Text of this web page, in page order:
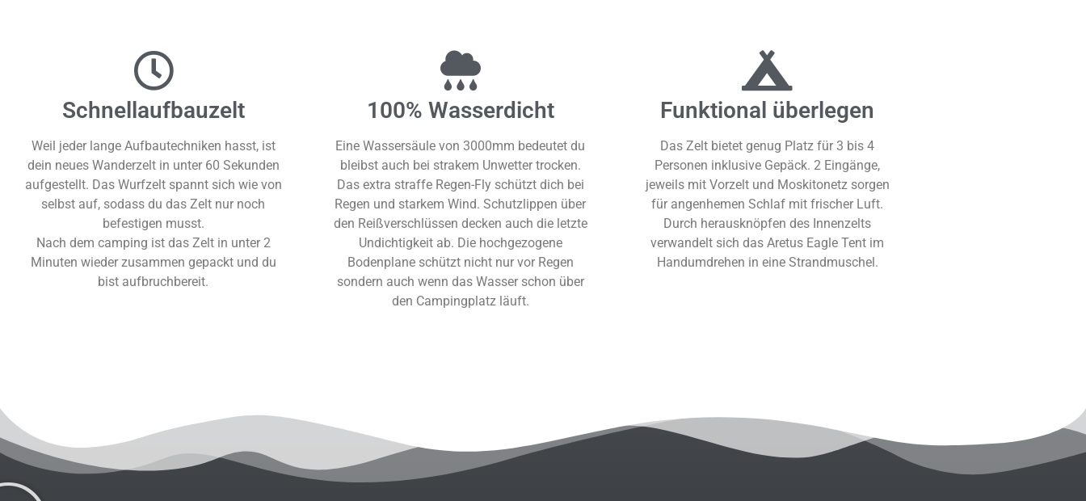
Schnellaufbauzelt
Weil jeder lange Aufbautechniken hasst, ist
dein neues Wanderzelt in unter 60 Sekunden
aufgestellt. Das Wurfzelt spannt sich wie von
selbst auf, sodass du das Zelt nur noch
befestigen musst.
Nach dem camping ist das Zelt in unter 2
Minuten wieder zusammen gepackt und du
bist aufbruchbereit.
100% Wasserdicht
Eine Wassersäule von 3000mm bedeutet du
bleibst auch bei strakem Unwetter trocken.
Das extra straffe Regen-Fly schützt dich bei
Regen und starkem Wind. Schutzlippen über
den Reißverschlüssen decken auch die letzte
Undichtigkeit ab. Die hochgezogene
Bodenplane schützt nicht nur vor Regen
sondern auch wenn das Wasser schon über
den Campingplatz läuft.
Funktional überlegen
Das Zelt bietet genug Platz für 3 bis 4
Personen inklusive Gepäck. 2 Eingänge,
jeweils mit Vorzelt und Moskitonetz sorgen
für angenhemen Schlaf mit frischer Luft.
Durch herausknöpfen des Innenzelts
verwandelt sich das Aretus Eagle Tent im
Handumdrehen in eine Strandmuschel.